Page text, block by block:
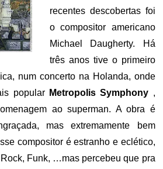
recentes descobertas foi
o compositor americano
Michael Daugherty. Há
três anos tive o primeiro
num concerto na Holanda, onde
popular Metropolis Symphony ,
ao superman. A obra é
mas extremamente bem
compositor é estranho e eclético,
Funk, …mas percebeu que pra